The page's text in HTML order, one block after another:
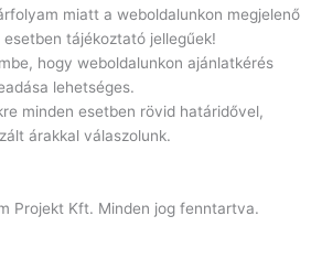
miatt a weboldalunkon megjelenő
esetben tájékoztató jellegűek!
hogy weboldalunkon ajánlatkérés
lehetséges.
minden esetben rövid határidővel,
árakkal válaszolunk.
Projekt Kft. Minden jog fenntartva.